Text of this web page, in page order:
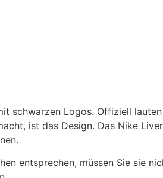
schwarzen Logos. Offiziell
ist das Design. Das Nike
entsprechen, müssen Sie sie